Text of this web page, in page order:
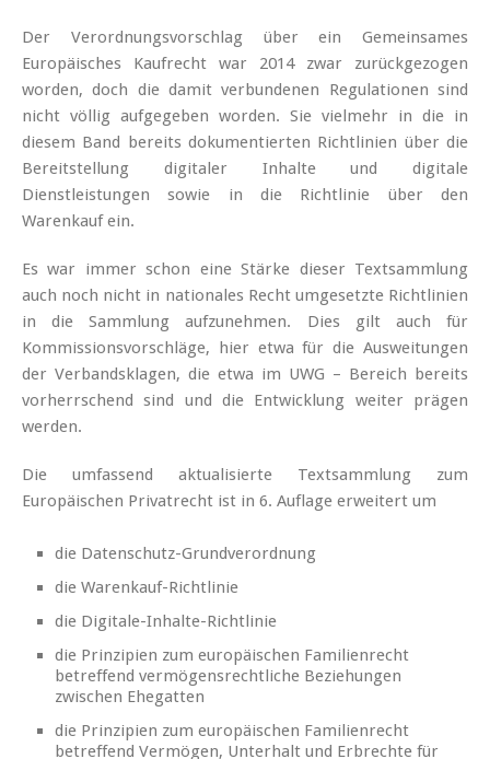
Der Verordnungsvorschlag über ein Gemeinsames
Europäisches Kaufrecht war 2014 zwar zurückgezogen
worden, doch die damit verbundenen Regulationen sind
nicht völlig aufgegeben worden. Sie vielmehr in die in
diesem Band bereits dokumentierten Richtlinien über die
Bereitstellung digitaler Inhalte und digitale
Dienstleistungen sowie in die Richtlinie über den
Warenkauf ein.
Es war immer schon eine Stärke dieser Textsammlung
auch noch nicht in nationales Recht umgesetzte Richtlinien
in die Sammlung aufzunehmen. Dies gilt auch für
Kommissionsvorschläge, hier etwa für die Ausweitungen
der Verbandsklagen, die etwa im UWG – Bereich bereits
vorherrschend sind und die Entwicklung weiter prägen
werden.
Die umfassend aktualisierte Textsammlung zum
Europäischen Privatrecht ist in 6. Auflage erweitert um
die Datenschutz-Grundverordnung
die Warenkauf-Richtlinie
die Digitale-Inhalte-Richtlinie
die Prinzipien zum europäischen Familienrecht
betreffend vermögensrechtliche Beziehungen
zwischen Ehegatten
die Prinzipien zum europäischen Familienrecht
betreffend Vermögen, Unterhalt und Erbrechte für